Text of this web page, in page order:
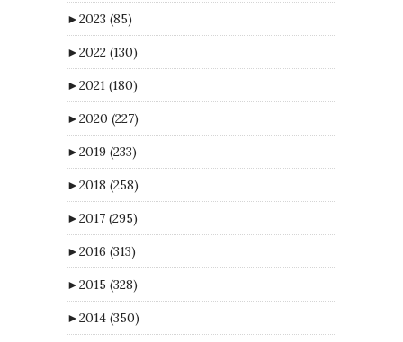
►2023 (85)
►2022 (130)
►2021 (180)
►2020 (227)
►2019 (233)
►2018 (258)
►2017 (295)
►2016 (313)
►2015 (328)
►2014 (350)